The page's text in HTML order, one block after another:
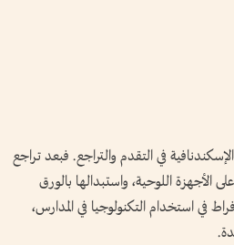
في التقدم والتراجع. فبعد تراجع
الأجهزة اللوحية، واستبدالها بالورق
في استخدام التكنولوجيا في المدارس،